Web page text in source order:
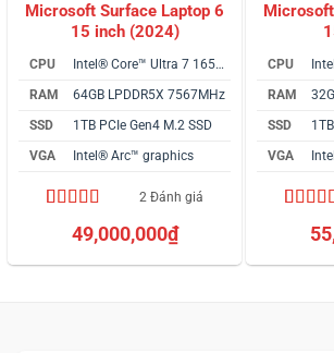
Microsoft Surface Laptop 6
15 inch (2024)
CPU
Intel® Core™ Ultra 7 165H vPro
RAM
64GB LPDDR5X 7567MHz
SSD
1TB PCIe Gen4 M.2 SSD
VGA
Intel® Arc™ graphics
5.00trên 5
dựa trên
2 Đánh giá
49,000,000₫
CPU
RAM
SSD
VGA
5.00
dựa